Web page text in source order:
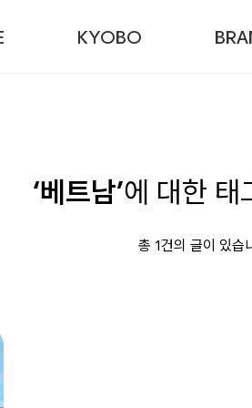
KYOBO
‘베트남’에 대한 태
총 1건의 글이 있습